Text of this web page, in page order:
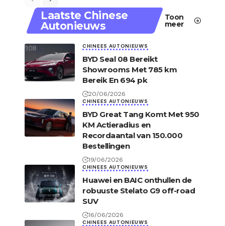
Laatste Chinese
Autonieuws
Toon
meer
CHINEES AUTONIEUWS
BYD Seal 08 Bereikt
Showrooms Met 785 km
Bereik En 694 pk
20/06/2026
CHINEES AUTONIEUWS
BYD Great Tang Komt Met 950
KM Actieradius en
Recordaantal van 150.000
Bestellingen
19/06/2026
CHINEES AUTONIEUWS
Huawei en BAIC onthullen de
robuuste Stelato G9 off-road
SUV
16/06/2026
CHINEES AUTONIEUWS